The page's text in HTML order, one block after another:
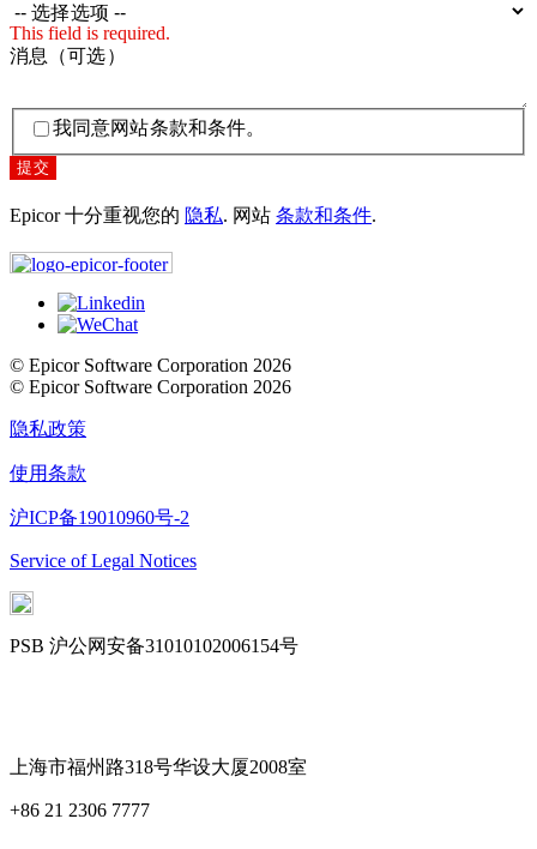
This field is required.
消息（可选）
我同意网站条款和条件。
提交
Epicor 十分重视您的 隐私. 网站 条款和条件.
© Epicor Software Corporation 2026
© Epicor Software Corporation 2026
隐私政策
使用条款
沪ICP备19010960号-2
Service of Legal Notices
PSB 沪公网安备31010102006154号
上海市福州路318号华设大厦2008室
+86 21 2306 7777